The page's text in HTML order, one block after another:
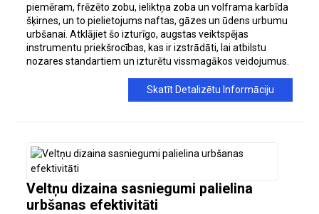
piemēram, frēzēto zobu, ieliktņa zoba un volframa karbīda
šķirnes, un to pielietojums naftas, gāzes un ūdens urbumu
urbšanai. Atklājiet šo izturīgo, augstas veiktspējas
instrumentu priekšrocības, kas ir izstrādāti, lai atbilstu
nozares standartiem un izturētu vissmagākos veidojumus.
Skatīt Detalizētu Informāciju
Veltņu dizaina sasniegumi palielina
urbšanas efektivitāti